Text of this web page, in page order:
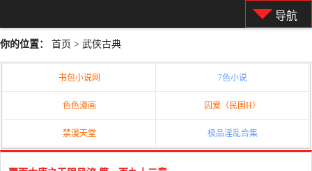
导航
你的位置： 首页 > 武侠古典
书包小说网 7色小说
色色漫画 囚爱（民国H）
禁漫天堂 极品淫乱合集